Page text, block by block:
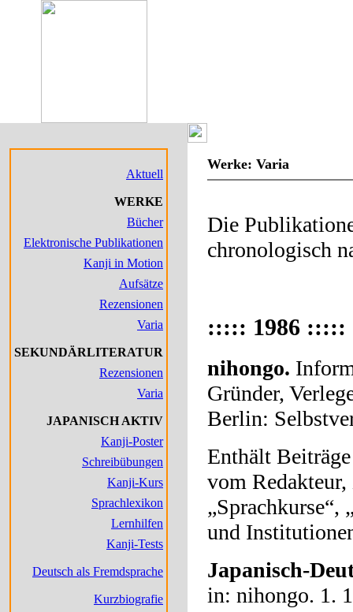
Aktuell
WERKE
Bücher
Elektronische Publikationen
Kanji in Motion
Aufsätze
Rezensionen
Varia
SEKUNDÄRLITERATUR
Rezensionen
Varia
JAPANISCH AKTIV
Kanji-Poster
Schreibübungen
Kanji-Kurs
Sprachlexikon
Lernhilfen
Kanji-Tests
Deutsch als Fremdsprache
Kurzbiografie
Werke: Varia
Die
chronologisch
::::: 1986 :::::
nihongo.
Gründer,
Berlin:
Enthält
vom
„Sprachkurse“,
und
Japanisch-
in: nihongo. 1.